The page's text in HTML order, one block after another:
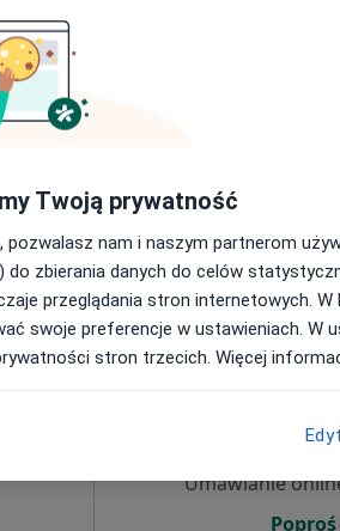
Konsultacja psychologiczna (pierwsza wizyta) 200 zł
Umawianie
Twoją prywatność
pozwalasz nam i naszym partnerom
do zbierania danych do celów
przeglądania stron internetowych.
swoje preferencje w ustawieniach. W
stron trzecich. Więcej